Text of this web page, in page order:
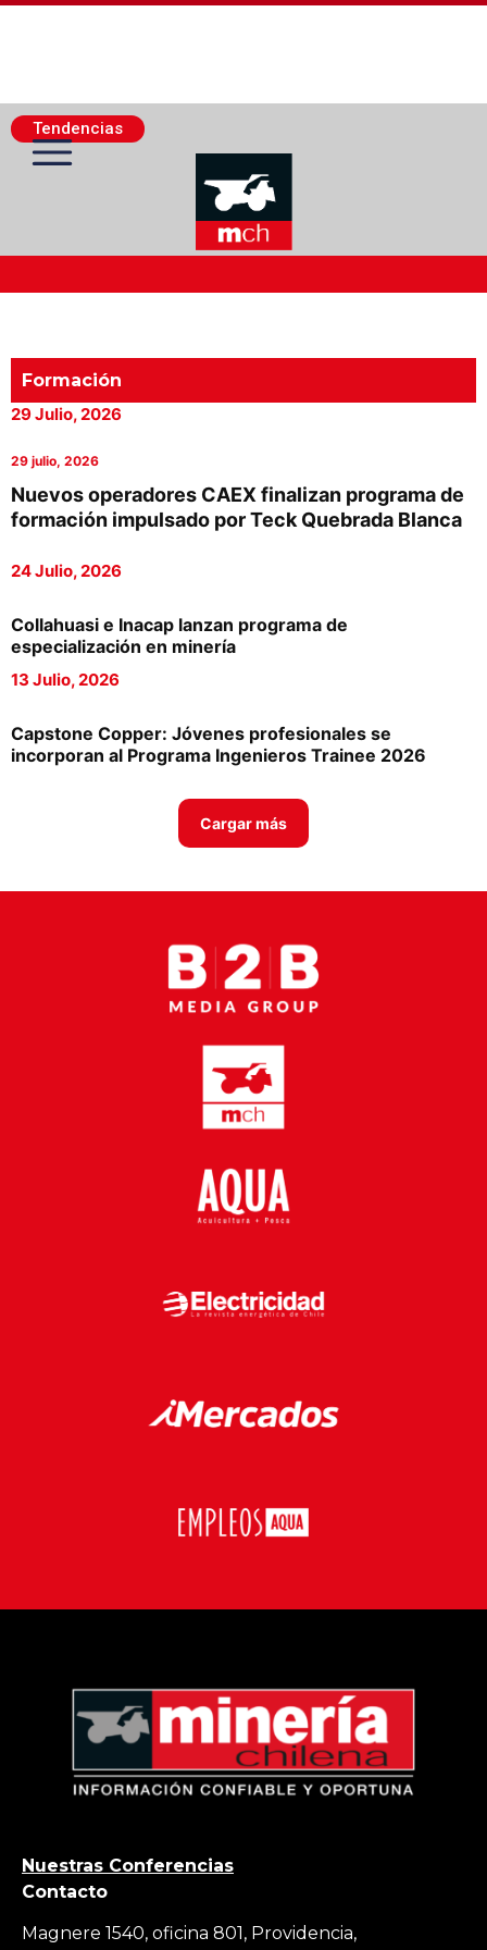
Tendencias
Actualidad Minera
Minería Superficie
Minerí­a Subterránea
Proveedores
Designaciones
Calendario de Eventos
Revistas Digital
Siguenos
Formación
29 Julio, 2026
29 julio, 2026
Nuevos operadores CAEX finalizan programa de
formación impulsado por Teck Quebrada Blanca
24 Julio, 2026
Collahuasi e Inacap lanzan programa de
especialización en minería
13 Julio, 2026
Capstone Copper: Jóvenes profesionales se
incorporan al Programa Ingenieros Trainee 2026
Cargar más
Nuestras Conferencias
Contacto
Magnere 1540, oficina 801, Providencia,